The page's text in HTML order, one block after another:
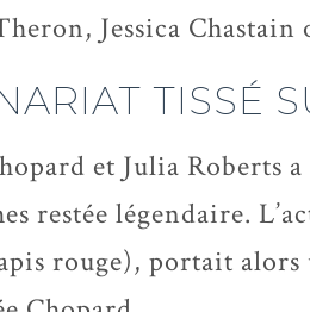
Jessica Chastain
TISSÉ
et Julia Roberts a
restée légendaire.
rouge), portait alors